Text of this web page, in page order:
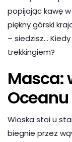
popijając kawę
piękny górski
– siedzisz…
trekkingiem?
Masca:
Oceanu
Wioska stoi u
biegnie przez